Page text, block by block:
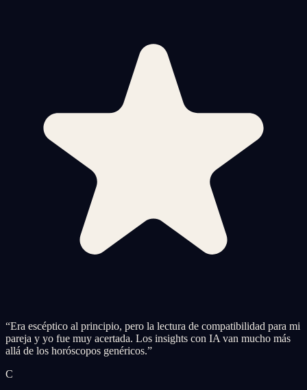
“Era escéptico al principio, pero la lectura de compatibilidad para mi
pareja y yo fue muy acertada. Los insights con IA van mucho más
allá de los horóscopos genéricos.”
C